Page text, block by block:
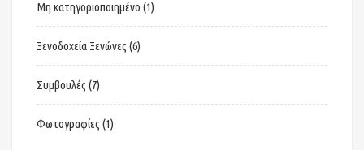
Μη κατηγοριοποιημένο (1)
Ξενοδοχεία Ξενώνες (6)
Συμβουλές (7)
Φωτογραφίες (1)